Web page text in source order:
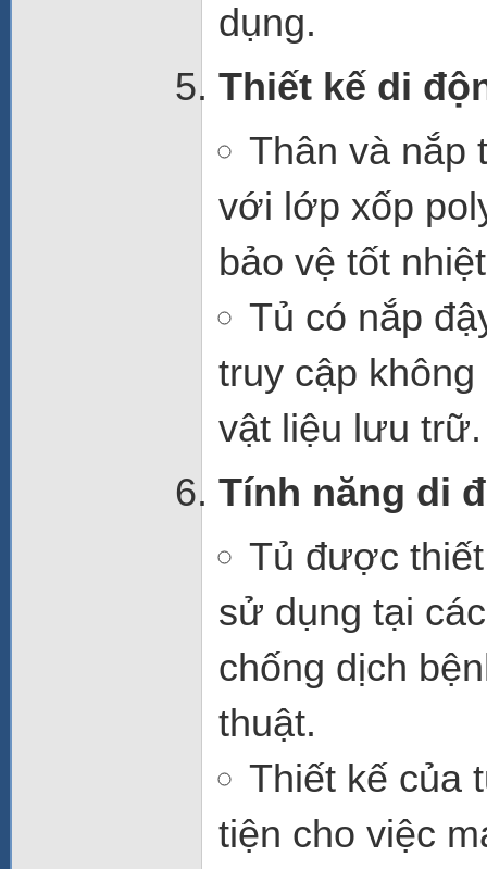
dụng.
Thiết kế di
Thân và nắp
với lớp xốp
bảo vệ tốt
Tủ có nắp
truy cập
vật liệu lưu trữ.
Tính năng di
Tủ được
sử dụng tại
chống dịch
thuật.
Thiết kế của
tiện cho việc